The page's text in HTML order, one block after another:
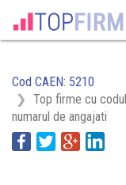
Cod CAEN: 5210
Top firme cu
numarul de angajati